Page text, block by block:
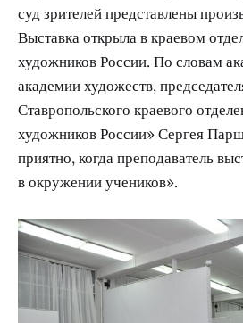
суд зрителей представлены
Выставка открыла в краевом
художников России. По словам
академии художеств,
Ставропольского краевого
художников России» Сергея
приятно, когда преподаватель
в окружении учеников».